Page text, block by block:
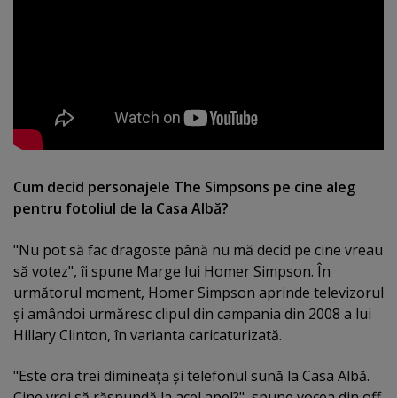
Cum decid personajele The Simpsons pe cine aleg
pentru fotoliul de la Casa Albă?
"Nu pot să fac dragoste până nu mă decid pe cine vreau
să votez", îi spune Marge lui Homer Simpson. În
următorul moment, Homer Simpson aprinde televizorul
şi amândoi urmăresc clipul din campania din 2008 a lui
Hillary Clinton, în varianta caricaturizată.
"Este ora trei dimineaţa şi telefonul sună la Casa Albă.